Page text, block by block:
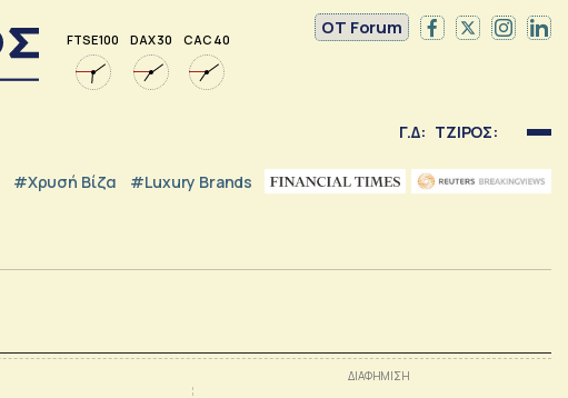
FTSE 100 DAX 30 CAC 40
OT Forum
Γ.Δ: ΤΖΙΡΟΣ:
#Χρυσή Βίζα #luxury Brands